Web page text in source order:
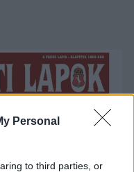
Personal
to third parties, or